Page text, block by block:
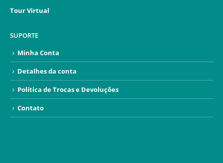
Tour Virtual
SUPORTE
Minha Conta
Detalhes da conta
Política de Trocas e Devoluções
Contato